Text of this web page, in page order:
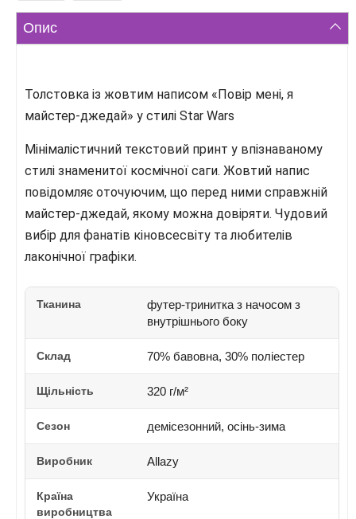
Опис
Толстовка із жовтим написом «Повір мені, я
майстер-джедай» у стилі Star Wars
Мінімалістичний текстовий принт у впізнаваному
стилі знаменитої космічної саги. Жовтий напис
повідомляє оточуючим, що перед ними справжній
майстер-джедай, якому можна довіряти. Чудовий
вибір для фанатів кіновсесвіту та любителів
лаконічної графіки.
Тканина
футер-тринитка з начосом з
внутрішнього боку
Склад 70% бавовна, 30% поліестер
Щільність 320 г/м²
Сезон демісезонний, осінь-зима
Виробник Allazy
Країна
виробництва
Україна